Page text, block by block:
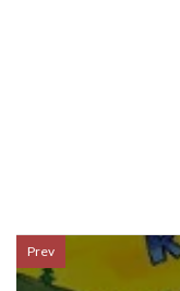
Prev